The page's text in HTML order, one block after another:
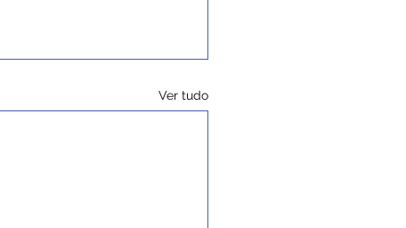
Ver tudo